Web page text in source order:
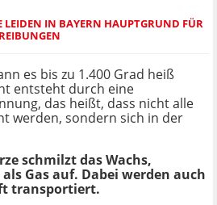
LEIDEN IN BAYERN HAUPTGRUND FÜR
es bis zu 1.400 Grad heiß
entsteht durch eine
das heißt, dass nicht alle
werden, sondern sich in der
schmilzt das Wachs,
Gas auf. Dabei werden auch
transportiert.